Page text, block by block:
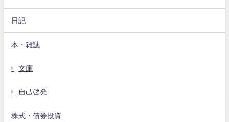
日記
本・雑誌
文庫
自己啓発
株式・債券投資